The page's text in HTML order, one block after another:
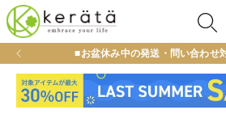
ンツに
進む
■お盆休み中の発送・問い合わせ